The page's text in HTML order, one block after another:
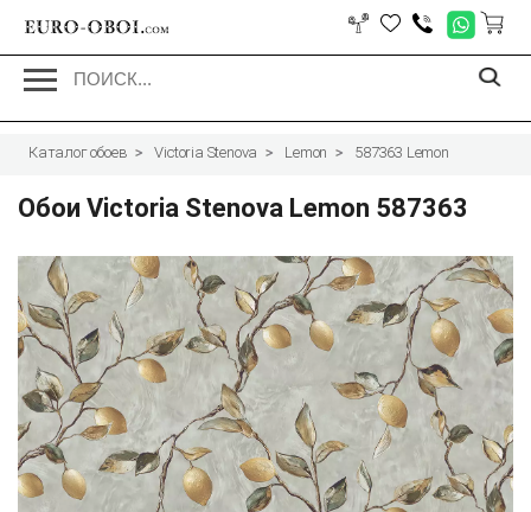
EURO-OBOI.com
Каталог обоев Victoria Stenova Lemon 587363 Lemon
Обои Victoria Stenova Lemon 587363